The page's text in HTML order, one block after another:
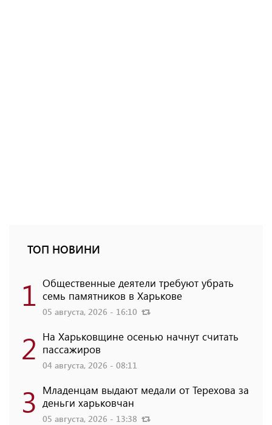
ТОП НОВИНИ
1 Общественные деятели требуют убрать
семь памятников в Харькове
05 августа, 2026 - 16:10
2 На Харьковщине осенью начнут считать
пассажиров
04 августа, 2026 - 08:11
3 Младенцам выдают медали от Терехова за
деньги харьковчан
05 августа, 2026 - 13:38